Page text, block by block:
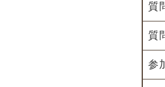
質
質
参